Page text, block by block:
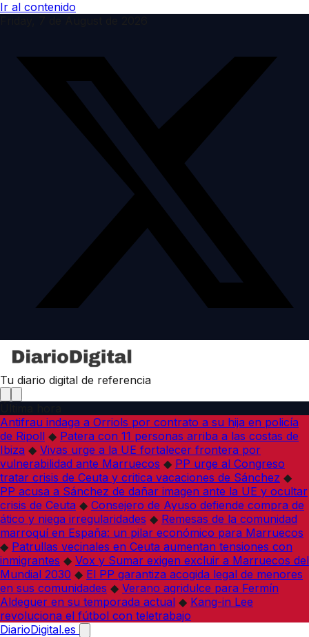
Ir al contenido
Tu diario digital de referencia
Antifrau indaga a Orriols por contrato a su hija en policía
de Ripoll ◆ Patera con 11 personas arriba a las costas de
Ibiza ◆ Vivas urge a la UE fortalecer frontera por
vulnerabilidad ante Marruecos ◆ PP urge al Congreso
tratar crisis de Ceuta y critica vacaciones de Sánchez ◆
PP acusa a Sánchez de dañar imagen ante la UE y ocultar
crisis de Ceuta ◆ Consejero de Ayuso defiende compra de
ático y niega irregularidades ◆ Remesas de la comunidad
marroquí en España: un pilar económico para Marruecos
◆ Patrullas vecinales en Ceuta aumentan tensiones con
inmigrantes ◆ Vox y Sumar exigen excluir a Marruecos del
Mundial 2030 ◆ El PP garantiza acogida legal de menores
en sus comunidades ◆ Verano agridulce para Fermín
Aldeguer en su temporada actual ◆ Kang-in Lee
revoluciona el fútbol con teletrabajo
DiarioDigital.es